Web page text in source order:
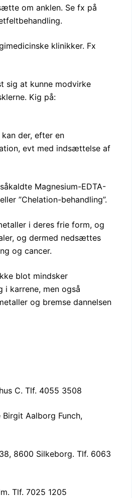
om anklen. Se fx på
klinikker. Fx
sig at kunne modvirke
Kig på:
der, efter en
evt med indsættelse af
Magnesium-EDTA-
”Chelation-behandling”.
i deres frie form, og
og dermed nedsættes
og cancer.
blot mindsker
i karrene, men også
og bremse dannelsen
C. Tlf. 4055 3508
Aalborg Funch,
8600 Silkeborg. Tlf. 6063
Tlf. 7025 1205